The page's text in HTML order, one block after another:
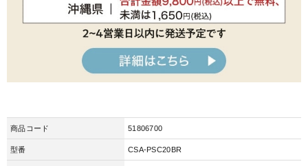
商品コード 51806700
型番 CSA-PSC20BR